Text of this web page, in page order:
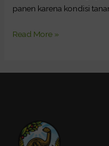
panen karena kondisi
Read More »